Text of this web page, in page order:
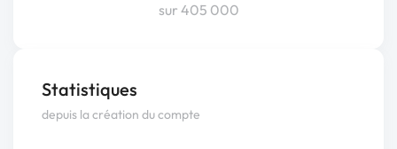
sur 405 000
Statistiques
depuis la création du compte